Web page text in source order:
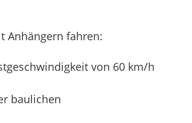
Anhängern fahren:
von 60 km/h
baulichen